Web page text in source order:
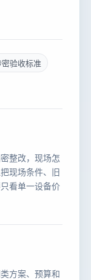
验收标准
整改，现场怎
现场条件、旧
看单一设备价
方案、预算和